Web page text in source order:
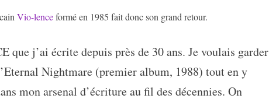
Vio-lenceformé en 1985 fait donc son grand retour.
que j’ai écrite depuis près de 30 ans. Je voulais garder
Nightmare (premier album, 1988) tout en y
mon arsenal d’écriture au fil des décennies. On